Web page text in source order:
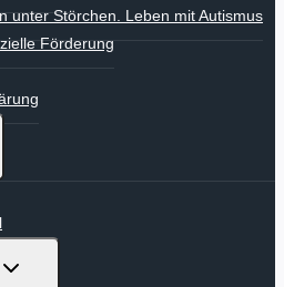
unter Störchen. Leben mit Autismus
Förderung
Untermenü